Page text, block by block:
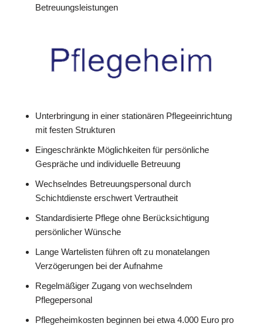
Betreuungsleistungen
Unterbringung in einer stationären Pflegeeinrichtung
mit festen Strukturen
Eingeschränkte Möglichkeiten für persönliche
Gespräche und individuelle Betreuung
Wechselndes Betreuungspersonal durch
Schichtdienste erschwert Vertrautheit
Standardisierte Pflege ohne Berücksichtigung
persönlicher Wünsche
Lange Wartelisten führen oft zu monatelangen
Verzögerungen bei der Aufnahme
Regelmäßiger Zugang von wechselndem
Pflegepersonal
Pflegeheimkosten beginnen bei etwa 4.000 Euro pro